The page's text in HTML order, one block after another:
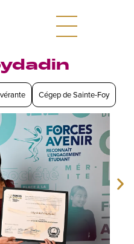
Cégep de Sainte-Foy